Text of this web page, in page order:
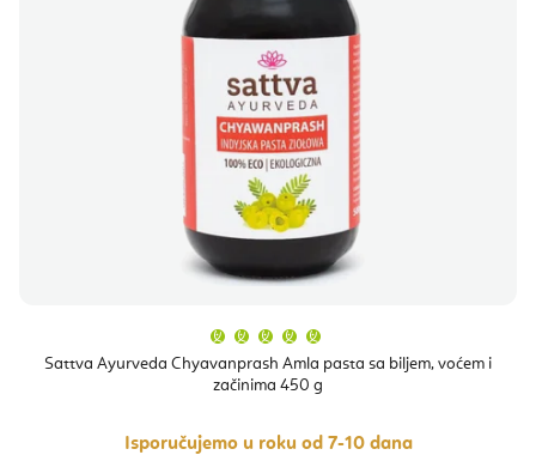
Sattva Ayurveda Chyavanprash Amla pasta sa biljem, voćem i
začinima 450 g
proizvoda
je
zvjezdica.
Isporučujemo u roku od 7-10 dana